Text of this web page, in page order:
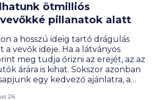
ötmilliós
pillanatok alatt
a hosszú ideig tartó drágulás
vevők ideje. Ha a látványos
meg tudja őrizni az erejét, az az
árára is kihat. Sokszor azonban
egy kedvező ajánlatra, a
26.